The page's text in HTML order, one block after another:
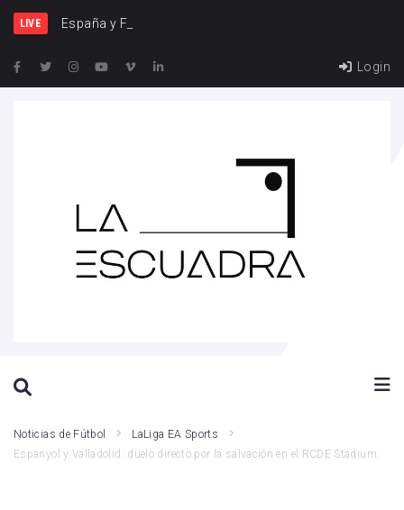
LIVE España y Francia, una riva
Login
Noticias de Fútbol
LaLiga EA Sports
Espanyol y Valladolid: duelo directo por la salvación en el RCDE Stadium.